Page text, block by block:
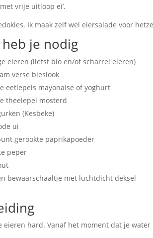
vrije uitloop ei’.
Ik maak zelf wel eiersalade voor
je nodig
eieren (liefst bio en/of scharrel eieren)
verse bieslook
eetlepels mayonaise of yoghurt
theelepel mosterd
(Kesbeke)
ui
gerookte paprikapoeder
peper
bewaarschaaltje met luchtdicht deksel
eieren hard. Vanaf het moment dat je